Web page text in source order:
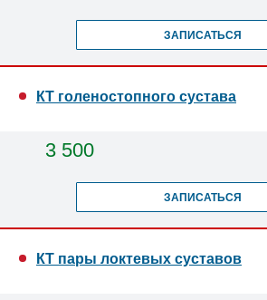
ЗАПИСАТЬСЯ
КТ голеностопного сустава
3 500
ЗАПИСАТЬСЯ
КТ пары локтевых суставов